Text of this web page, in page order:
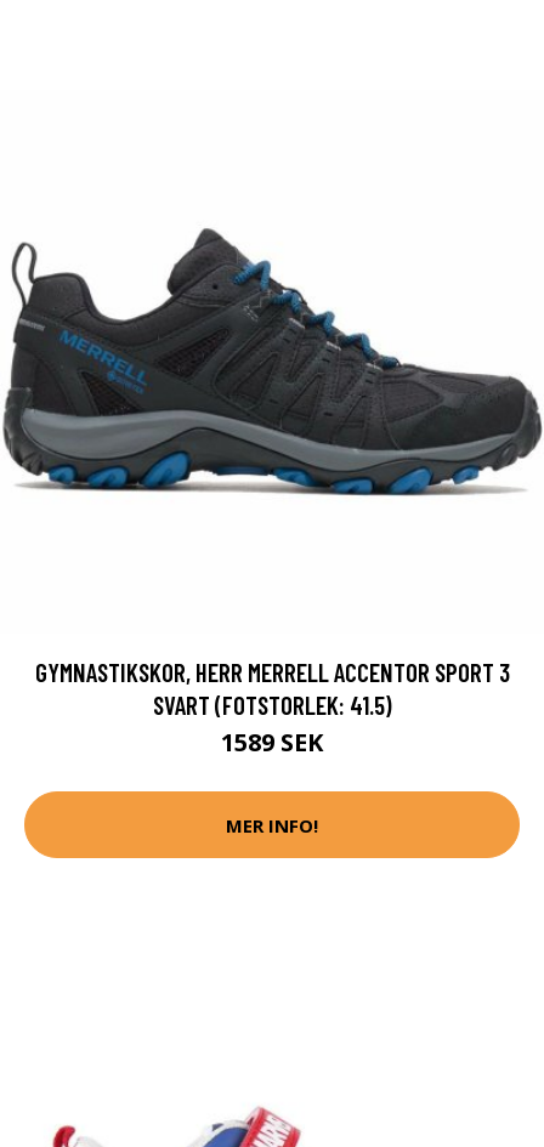
GYMNASTIKSKOR, HERR MERRELL ACCENTOR SPORT 3
SVART (FOTSTORLEK: 41.5)
1589 SEK
MER INFO!